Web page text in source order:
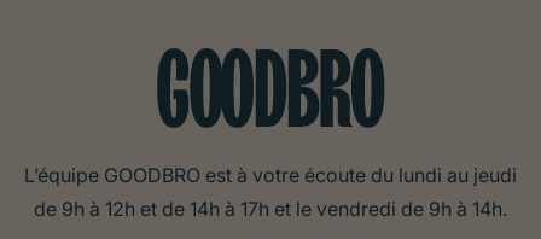
L’équipe GOODBRO est à votre écoute du lundi au jeudi
de 9h à 12h et de 14h à 17h et le vendredi de 9h à 14h.